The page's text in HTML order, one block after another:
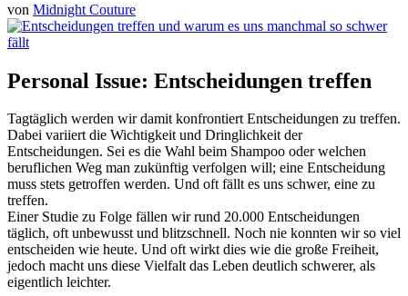
von Midnight Couture
Personal Issue: Entscheidungen treffen
Tagtäglich werden wir damit konfrontiert Entscheidungen zu treffen.
Dabei variiert die Wichtigkeit und Dringlichkeit der
Entscheidungen. Sei es die Wahl beim Shampoo oder welchen
beruflichen Weg man zukünftig verfolgen will; eine Entscheidung
muss stets getroffen werden. Und oft fällt es uns schwer, eine zu
treffen.
Einer Studie zu Folge fällen wir rund 20.000 Entscheidungen
täglich, oft unbewusst und blitzschnell. Noch nie konnten wir so viel
entscheiden wie heute. Und oft wirkt dies wie die große Freiheit,
jedoch macht uns diese Vielfalt das Leben deutlich schwerer, als
eigentlich leichter.